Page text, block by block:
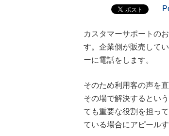
カスタマーサポートの
す。企業側が販売して
ーに電話をします。
そのため利用客の声を
その場で解決するとい
ても重要な役割を担っ
ている場合にアピール